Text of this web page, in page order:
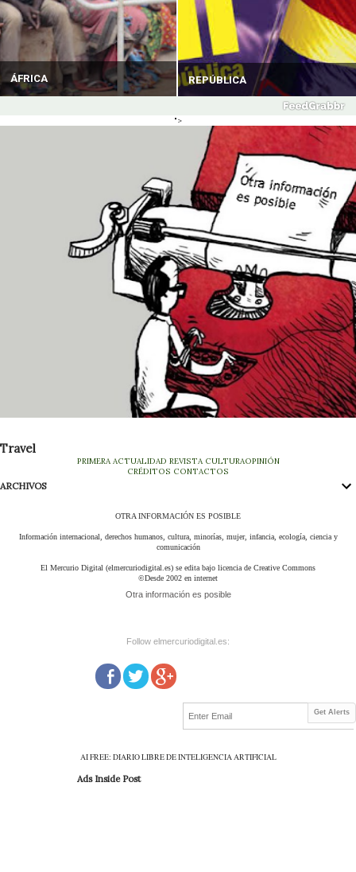
ÁFRICA REPÚBLICA
">
Travel
PRIMERA ACTUALIDAD REVISTA CULTURAOPINIÓN
CRÉDITOS CONTACTOS
ARCHIVOS
OTRA INFORMACIÓN ES POSIBLE
Información internacional, derechos humanos, cultura, minorías, mujer, infancia, ecología, ciencia y
comunicación
El Mercurio Digital (elmercuriodigital.es) se edita bajo licencia de Creative Commons
©Desde 2002 en internet
Otra información es posible
Follow elmercuriodigital.es:
Get Alerts
AI FREE: DIARIO LIBRE DE INTELIGENCIA ARTIFICIAL
Ads Inside Post